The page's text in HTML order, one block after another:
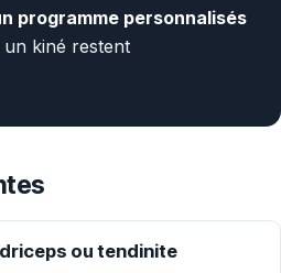
programme personnalisés
kiné restent
ou tendinite